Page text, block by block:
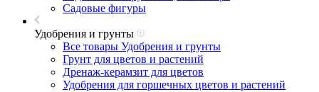
Садовые фигуры
Удобрения и грунты
Все товары Удобрения и грунты
Грунт для цветов и растений
Дренаж-керамзит для цветов
Удобрения для горшечных цветов и растений